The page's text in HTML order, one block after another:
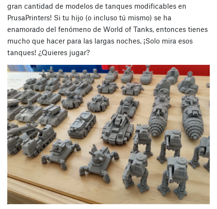
gran cantidad de modelos de tanques modificables en
PrusaPrinters! Si tu hijo (o incluso tú mismo) se ha
enamorado del fenómeno de World of Tanks, entonces tienes
mucho que hacer para las largas noches. ¡Solo mira esos
tanques! ¿Quieres jugar?